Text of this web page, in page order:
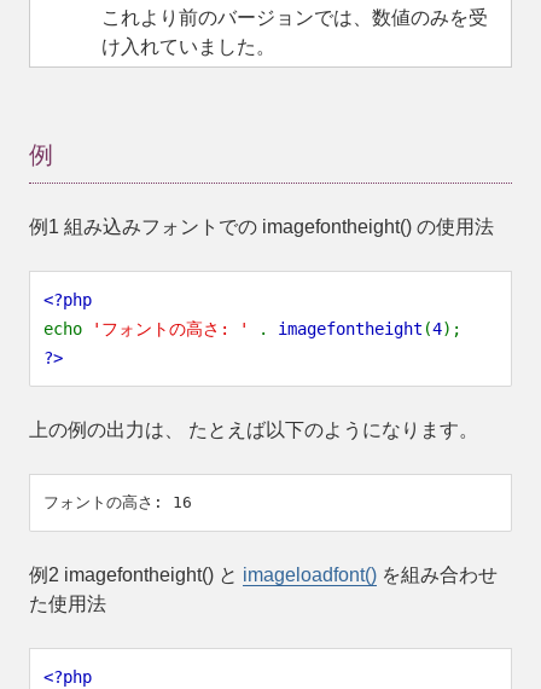
これより前のバージョンでは、数値のみを受
け入れていました。
例
例1 組み込みフォントでの imagefontheight() の使用法
<?php
echo
'フォントの高さ: ' . imagefontheight (4);
?>
上の例の出力は、 たとえば以下のようになります。
例2 imagefontheight() と imageloadfont() を組み合わせ
た使用法
<?php